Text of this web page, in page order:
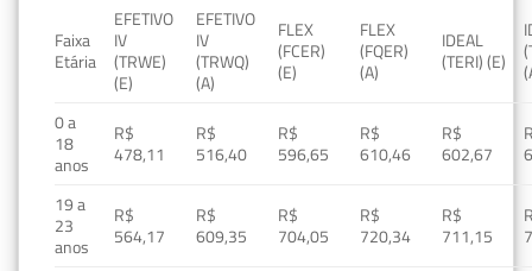
Faixa
Etária
EFETIVO
IV
(TRWE)
(E)
EFETIVO
IV
(TRWQ)
(A)
FLEX
(FCER)
(E)
FLEX
(FQER)
(A)
IDEAL
(TERI) (E)
0 a
18
anos
R$
478,11
R$
516,40
R$
596,65
R$
610,46
R$
602,67
19 a
23
anos
R$
564,17
R$
609,35
R$
704,05
R$
720,34
R$
711,15